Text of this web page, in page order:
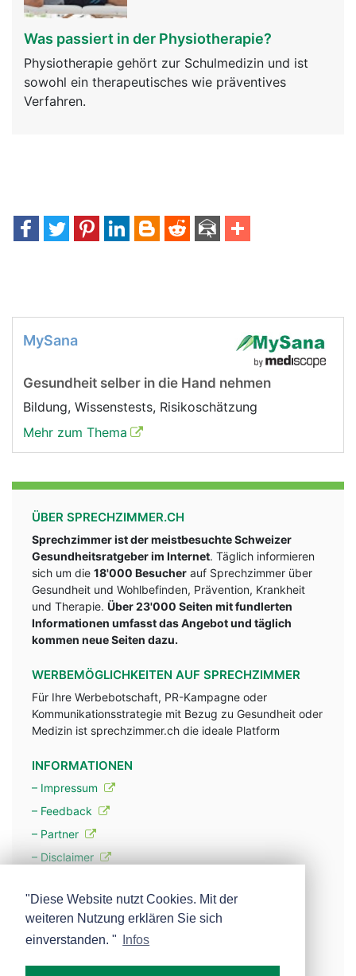
Was passiert in der Physiotherapie?
Physiotherapie gehört zur Schulmedizin und ist
sowohl ein therapeutisches wie präventives
Verfahren.
MySana
Gesundheit selber in die Hand nehmen
Bildung, Wissenstests, Risikoschätzung
Mehr zum Thema
ÜBER SPRECHZIMMER.CH
Sprechzimmer ist der meistbesuchte Schweizer
Gesundheitsratgeber im Internet. Täglich informieren
sich um die 18'000 Besucher auf Sprechzimmer über
Gesundheit und Wohlbefinden, Prävention, Krankheit
und Therapie. Über 23'000 Seiten mit fundlerten
Informationen umfasst das Angebot und täglich
kommen neue Seiten dazu.
WERBEMÖGLICHKEITEN AUF SPRECHZIMMER
Für Ihre Werbebotschaft, PR-Kampagne oder
Kommunikationsstrategie mit Bezug zu Gesundheit oder
Medizin ist sprechzimmer.ch die ideale Platform
INFORMATIONEN
– Impressum
– Feedback
– Partner
– Disclaimer
– Werbung
– Mehr über unsere Experten
"Diese Website nutzt Cookies. Mit der
weiteren Nutzung erklären Sie sich
einverstanden. "
Infos